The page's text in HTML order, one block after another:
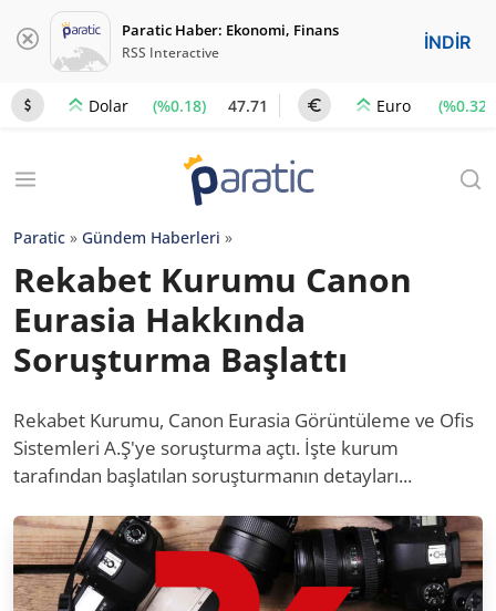
Paratic Haber: Ekonomi, Finans
RSS Interactive İNDİR
Dolar (%0.18) 47.71 Euro (%0.32)
Paratic » Gündem Haberleri »
Rekabet Kurumu Canon
Eurasia Hakkında
Soruşturma Başlattı
Rekabet Kurumu, Canon Eurasia Görüntüleme ve Ofis
Sistemleri A.Ş'ye soruşturma açtı. İşte kurum
tarafından başlatılan soruşturmanın detayları...